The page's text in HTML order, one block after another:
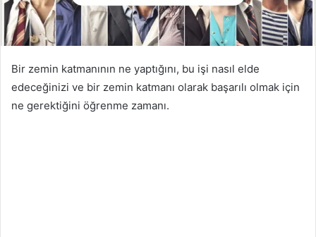
Bir zemin katmanının ne yaptığını, bu işi nasıl elde
edeceğinizi ve bir zemin katmanı olarak başarılı olmak için
ne gerektiğini öğrenme zamanı.